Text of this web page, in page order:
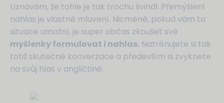
Uznávám, že tohle je tak trochu švindl. Přemýšlení
nahlas je vlastně mluvení. Nicméně, pokud vám to
situace umožní, je super občas zkoušet své
myšlenky formulovat i nahlas. Natrénujete si tak
totiž skutečné konverzace a především si zvyknete
na svůj hlas v angličtině.